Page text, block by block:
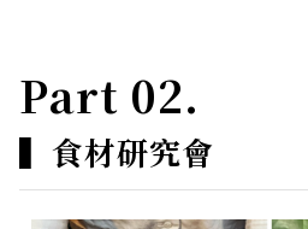
Part 02.
▍ 食材研究會